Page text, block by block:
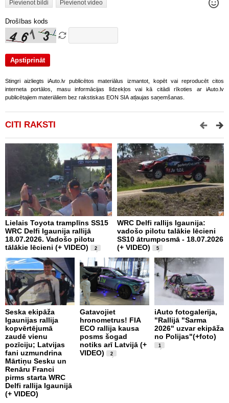
Pievienot bildi Pievienot video
Drošības kods
Stingri aizliegts iAuto.lv publicētos materiālus izmantot, kopēt vai reproducēt citos
interneta portālos, masu informācijas līdzekļos vai kā citādi rīkoties ar iAuto.lv
publicētajiem materiāliem bez rakstiskas EON SIA atļaujas saņemšanas.
CITI RAKSTI
Lielais Toyota tramplīns SS15
WRC Delfi Igaunija rallijā
18.07.2026. Vadošo pilotu
tālākie lēcieni (+ VIDEO)
2
WRC Delfi rallijs Igaunija:
vadošo pilotu talākie lēcieni
SS10 ātrumposmā - 18.07.2026
(+ VIDEO)
5
Seska ekipāža
Igaunijas rallija
kopvērtējumā
zaudē vienu
pozīciju; Latvijas
fani uzmundrina
Mārtiņu Sesku un
Renāru Franci
pirms starta WRC
Delfi rallija Igaunijā
(+ VIDEO)
Gatavojiet
hronometrus! FIA
ECO rallija kausa
posms šogad
notiks arī Latvijā (+
VIDEO)
2
iAuto fotogalerija,
"Rallijā "Sarma
2026" uzvar ekipāža
no Polijas"(+foto)
1